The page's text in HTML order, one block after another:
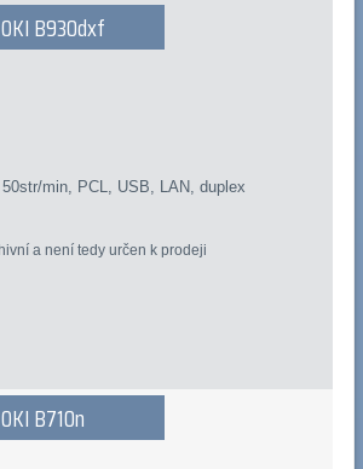
OKI B930dxf
min, PCL, USB, LAN, duplex
a není tedy určen k prodeji
OKI B710n